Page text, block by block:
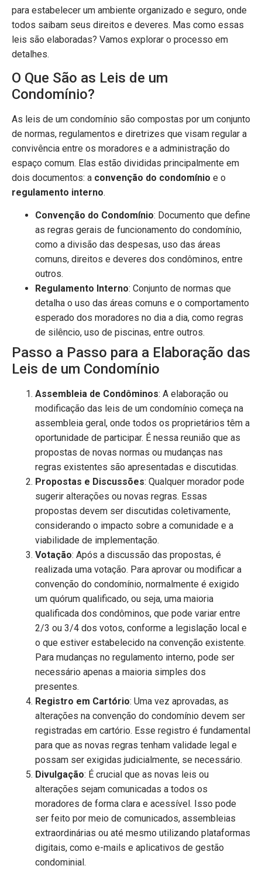
para estabelecer um ambiente organizado e seguro, onde
todos saibam seus direitos e deveres. Mas como essas
leis são elaboradas? Vamos explorar o processo em
detalhes.
O Que São as Leis de um
Condomínio?
As leis de um condomínio são compostas por um conjunto
de normas, regulamentos e diretrizes que visam regular a
convivência entre os moradores e a administração do
espaço comum. Elas estão divididas principalmente em
dois documentos: a convenção do condomínio e o
regulamento interno.
Convenção do Condomínio: Documento que define
as regras gerais de funcionamento do condomínio,
como a divisão das despesas, uso das áreas
comuns, direitos e deveres dos condôminos, entre
outros.
Regulamento Interno: Conjunto de normas que
detalha o uso das áreas comuns e o comportamento
esperado dos moradores no dia a dia, como regras
de silêncio, uso de piscinas, entre outros.
Passo a Passo para a Elaboração das
Leis de um Condomínio
Assembleia de Condôminos: A elaboração ou
modificação das leis de um condomínio começa na
assembleia geral, onde todos os proprietários têm a
oportunidade de participar. É nessa reunião que as
propostas de novas normas ou mudanças nas
regras existentes são apresentadas e discutidas.
Propostas e Discussões: Qualquer morador pode
sugerir alterações ou novas regras. Essas
propostas devem ser discutidas coletivamente,
considerando o impacto sobre a comunidade e a
viabilidade de implementação.
Votação: Após a discussão das propostas, é
realizada uma votação. Para aprovar ou modificar a
convenção do condomínio, normalmente é exigido
um quórum qualificado, ou seja, uma maioria
qualificada dos condôminos, que pode variar entre
2/3 ou 3/4 dos votos, conforme a legislação local e
o que estiver estabelecido na convenção existente.
Para mudanças no regulamento interno, pode ser
necessário apenas a maioria simples dos
presentes.
Registro em Cartório: Uma vez aprovadas, as
alterações na convenção do condomínio devem ser
registradas em cartório. Esse registro é fundamental
para que as novas regras tenham validade legal e
possam ser exigidas judicialmente, se necessário.
Divulgação: É crucial que as novas leis ou
alterações sejam comunicadas a todos os
moradores de forma clara e acessível. Isso pode
ser feito por meio de comunicados, assembleias
extraordinárias ou até mesmo utilizando plataformas
digitais, como e-mails e aplicativos de gestão
condominial.